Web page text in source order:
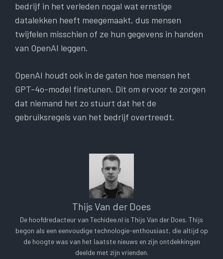
bedrijf in het verleden nogal wat ernstige
datalekken heeft meegemaakt, dus mensen
twijfelen misschien of ze hun gegevens in handen
van OpenAI leggen.
OpenAI houdt ook in de gaten hoe mensen het
GPT-4o-model finetunen. Dit om ervoor te zorgen
dat niemand het zo stuurt dat het de
gebruiksregels van het bedrijf overtreedt.
Thijs Van der Does
De hoofdredacteur van Techidee.nl is Thijs Van der Does. Thijs
begon als een eenvoudige technologie-enthousiast, die altijd op
de hoogte was van het laatste nieuws en zijn ontdekkingen
deelde met zijn vrienden.